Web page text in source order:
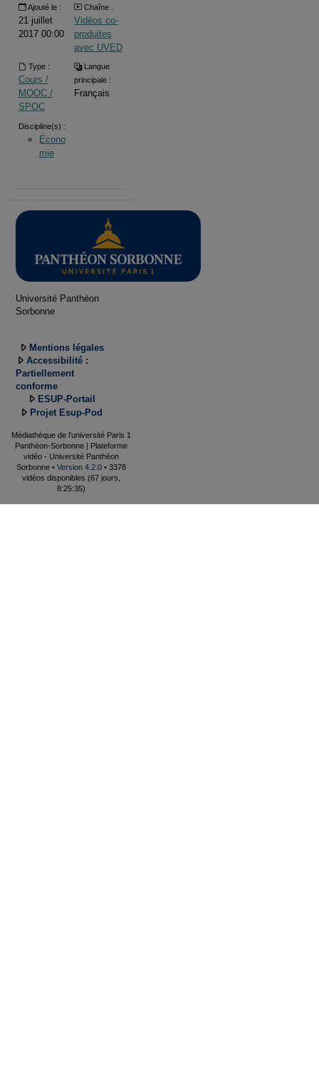
Ajouté le :
21 juillet
2017 00:00
Chaîne :
Vidéos co-
produites
avec UVED
Type :
Cours /
MOOC /
SPOC
Langue
principale :
Français
Discipline(s) :
Écono
mie
Université Panthéon
Sorbonne
Mentions légales
Accessibilité :
Partiellement
conforme
ESUP-Portail
Projet Esup-Pod
Médiathèque de l'université Paris 1
Panthéon-Sorbonne | Plateforme
vidéo - Université Panthéon
Sorbonne • Version 4.2.0 • 3378
vidéos disponibles (67 jours,
8:25:35)